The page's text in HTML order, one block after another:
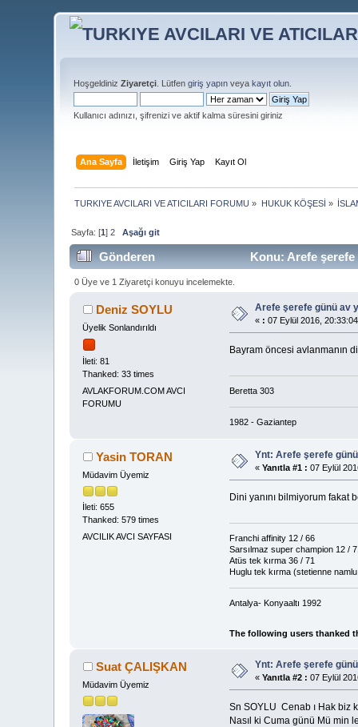
HoşgeldinizZiyaretçi . Lütfengiriş yapın veyakayıt olun
Kullanıcı adınızı, şifrenizi ve aktif kalma süresini giriniz
Ana Sayfa İletişim Giriş Yap Kayıt Ol
TURKIYE AVCILARI VE ATICILARI FORUMU » HUKUK KÖŞESİ »
Sayfa: [1]2 Aşağı git
Gönderen Konu: Arefe şerefe
0 Üye ve 1 Ziyaretçi konuyu incelemekte.
Deniz SOYLU
Üyelik Sonlandırıldı
İleti: 81
Thanked: 33 times
AVLAKFORUM.COM AVCI
FORUMU
Arefe şerefe günü av
« : 07 Eylül 2016,
Bayram öncesi avlanmanın
Beretta 303
1982 - Gaziantep
Yasin TORAN
Müdavim Üyemiz
İleti: 655
Thanked: 579 times
AVCILIK AVCI SAYFASI
Ynt: Arefe şerefe
«Yanıtla #1 : 07 Eylül
Dini yanını bilmiyorum fakat
Franchi affinity 12 / 66
Sarsılmaz super champion 12 /
Atüs tek kırma 36 / 71
Huglu tek kırma (stetienne
Antalya- Konyaaltı 1992
The following users thanked
Suat ÇALIŞKAN
Müdavim Üyemiz
Ynt: Arefe şerefe
«Yanıtla #2 : 07 Eylül
Sn SOYLU Cenab ı Hak biz
Nasıl ki Cuma günü Mü min